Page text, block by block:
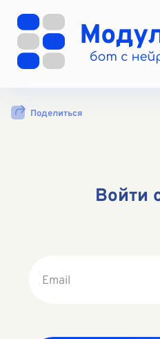
Выбрать режим
Поделиться
Войти
Email